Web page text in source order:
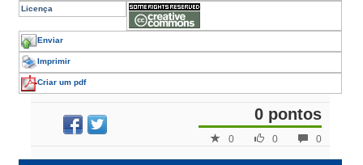
Licença
Enviar
Imprimir
Criar um pdf
0 pontos
0
0
0